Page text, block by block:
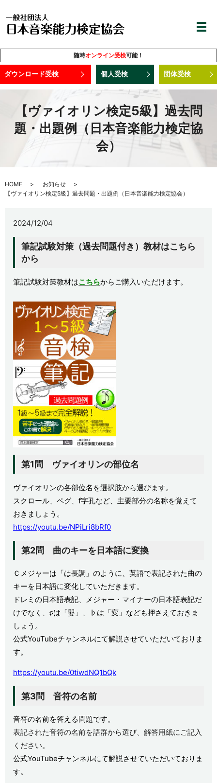
随時オンライン受検可能！
ダウンロード受検 個人受検 団体受検
【ヴァイオリン検定5級】過去問
題・出題例（日本音楽能力検定協
会）
HOME
お知らせ
【ヴァイオリン検定5級】過去問題・出題例（日本音楽能力検定協会）
2024/12/04
筆記試験対策（過去問題付き）教材はこちら
から
筆記試験対策教材はこちらからご購入いただけます。
第1問 ヴァイオリンの部位名
ヴァイオリンの各部位名を選択肢から選びます。
スクロール、ペグ、f字孔など、主要部分の名称を覚えて
おきましょう。
https://youtu.be/NPiLri8bRf0
第2問 曲のキーを日本語に変換
Ｃメジャーは「は長調」のように、英語で表記された曲の
キーを日本語に変化していただきます。
ドレミの日本語表記、メジャー・マイナーの日本語表記だ
けでなく、♯は「嬰」、♭は「変」なども押さえておきま
しょう。
公式YouTubeチャンネルにて解説させていただいておりま
す。
https://youtu.be/0tiwdNQ1bQk
第3問 音符の名前
音符の名前を答える問題です。
表記された音符の名前を語群から選び、解答用紙にご記入
ください。
公式YouTubeチャンネルにて解説させていただいておりま
す。